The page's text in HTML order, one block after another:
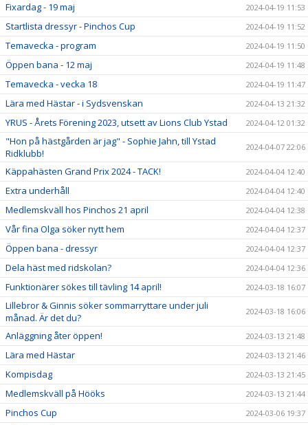
Fixardag - 19 maj 2024-04-19 11:53
Startlista dressyr - Pinchos Cup 2024-04-19 11:52
Temavecka - program 2024-04-19 11:50
Öppen bana - 12 maj 2024-04-19 11:48
Temavecka - vecka 18 2024-04-19 11:47
Lära med Hästar - i Sydsvenskan 2024-04-13 21:32
YRUS - Årets Förening 2023, utsett av Lions Club Ystad 2024-04-12 01:32
"Hon på hästgården är jag" - Sophie Jahn, till Ystad
Ridklubb!
2024-04-07 22:06
Käppahästen Grand Prix 2024 - TACK! 2024-04-04 12:40
Extra underhåll 2024-04-04 12:40
Medlemskväll hos Pinchos 21 april 2024-04-04 12:38
Vår fina Olga söker nytt hem 2024-04-04 12:37
Öppen bana - dressyr 2024-04-04 12:37
Dela häst med ridskolan? 2024-04-04 12:36
Funktionärer sökes till tävling 14 april! 2024-03-18 16:07
Lillebror & Ginnis söker sommarryttare under juli
månad. Är det du?
2024-03-18 16:06
Anläggning åter öppen! 2024-03-13 21:48
Lära med Hästar 2024-03-13 21:46
Kompisdag 2024-03-13 21:45
Medlemskväll på Hööks 2024-03-13 21:44
Pinchos Cup 2024-03-06 19:37